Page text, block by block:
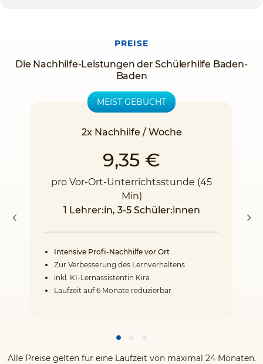
PREISE
Die Nachhilfe-Leistungen der Schülerhilfe Baden-
Baden
MEIST GEBUCHT
2x Nachhilfe / Woche
9,35 €
pro Vor-Ort-Unterrichtsstunde (45
Min)
1 Lehrer:in, 3-5 Schüler:innen
Intensive Profi-Nachhilfe vor Ort
Zur Verbesserung des Lernverhaltens
inkl. KI-Lernassistentin Kira
Laufzeit auf 6 Monate reduzierbar
Alle Preise gelten für eine Laufzeit von maximal 24 Monaten.